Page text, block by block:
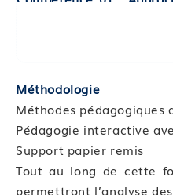
Module 02 : S’initier
Module 03 : Expliquer
Compétence 02 :
Module 04 : Spécificité
Module 05 : Spécificités
Module 06 : Proposer
Bloc de compétences
Méthodologie
Méthodes
Pédagogie interactive
Support papier remis
Tout au long de cette
permettront l’analyse